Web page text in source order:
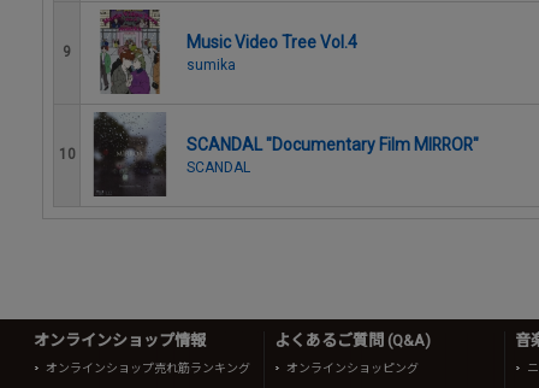
9 Music Video Tree Vol.4
sumika
10 SCANDAL "Documentary Film MIRROR"
SCANDAL
オンラインショップ情報
オンラインショップ売れ筋ランキング
よくあるご質問 (Q&A)
オンラインショッピング
音